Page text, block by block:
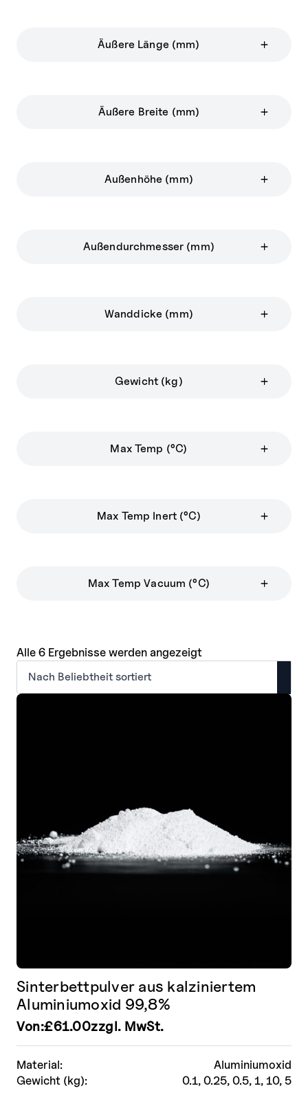
Äußere Länge (mm)
Äußere Breite (mm)
Außenhöhe (mm)
Außendurchmesser (mm)
Wanddicke (mm)
Gewicht (kg)
Max Temp (°C)
Max Temp Inert (°C)
Max Temp Vacuum (°C)
Alle 6 Ergebnisse werden angezeigtNach
Material:
Aluminiumoxid
Gewicht (kg):
0.1, 0.25, 0.5, 1, 10, 5
Sinterbettpulver aus kalziniertem
Aluminiumoxid 99,8%
Von:£61.00zzgl. MwSt.